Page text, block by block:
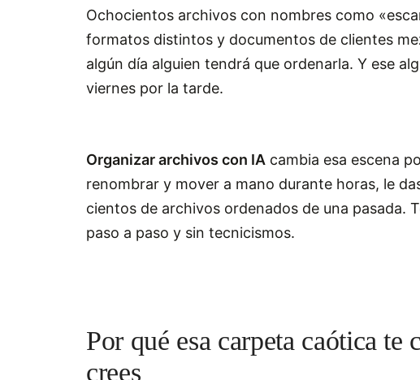
Ochocientos archivos con nombres como
formatos distintos y documentos de clientes
algún día alguien tendrá que ordenarla. Y ese
viernes por la tarde.
Organizar archivos con IA cambia esa escena
renombrar y mover a mano durante horas, le
cientos de archivos ordenados de una pasada.
paso a paso y sin tecnicismos.
Por qué esa carpeta caótica te
crees